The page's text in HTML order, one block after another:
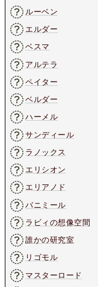
ルーベン
エルダー
ベスマ
アルテラ
ペイター
ベルダー
ハーメル
サンディール
ラノックス
エリシオン
エリアノド
バニミール
ラビィの想像空間
誰かの研究室
リゴモル
マスターロード